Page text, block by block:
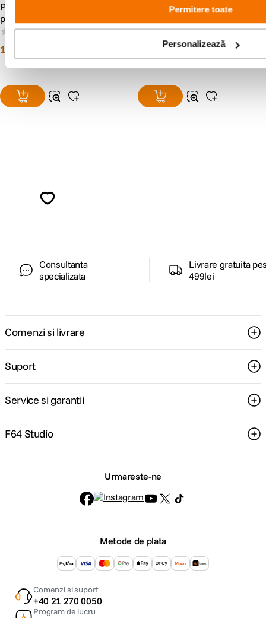
Permitere toate
Personalizează
Profoto Clic Softbox Octa
pentru Blituri Seria A
(0)
1
Profoto RFi Speed Ring
(0)
lei
Consultanta
specializata
Livrare gratuita
499lei
Comenzi si livrare
Suport
Service si garantii
F64 Studio
Urmareste-ne
Metode de plata
Comenzi si suport
+40 21 270 0050
Program de lucru